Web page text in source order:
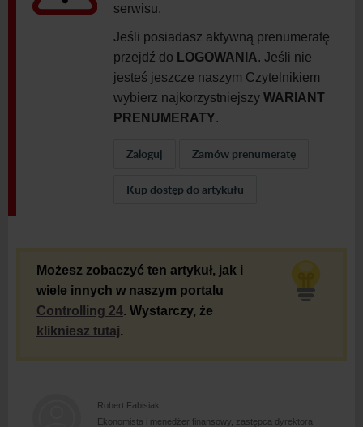
serwisu.
Jeśli posiadasz aktywną prenumeratę
przejdź do LOGOWANIA. Jeśli nie
jesteś jeszcze naszym Czytelnikiem
wybierz najkorzystniejszy WARIANT
PRENUMERATY.
Zaloguj Zamów prenumeratę
Kup dostęp do artykułu
Możesz zobaczyć ten artykuł, jak i
wiele innych w naszym portalu
Controlling 24. Wystarczy, że
klikniesz tutaj.
Robert Fabisiak
Ekonomista i menedżer finansowy, zastępca dyrektora